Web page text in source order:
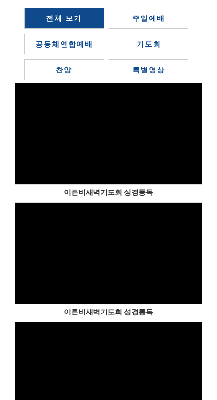
전체 보기 주일예배
공동체연합예배 기도회
찬양 특별영상
이른비새벽기도회 성경통독
이른비새벽기도회 성경통독